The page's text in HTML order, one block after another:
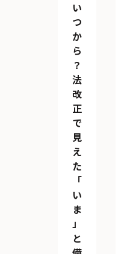
い
つ
か
ら
？
法
改
正
で
見
え
た
「
い
ま
」
と